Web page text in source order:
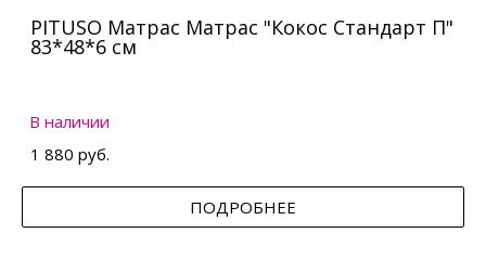
PITUSO Матрас Матрас "Кокос Стандарт П"
83*48*6 см
В наличии
1 880 руб.
ПОДРОБНЕЕ